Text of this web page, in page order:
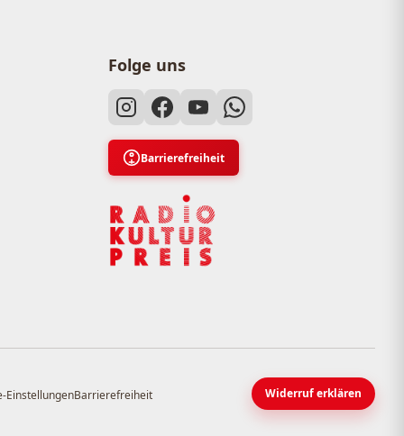
Folge uns
Barrierefreiheit
EinstellungenBarrierefreiheit Widerruf erklären